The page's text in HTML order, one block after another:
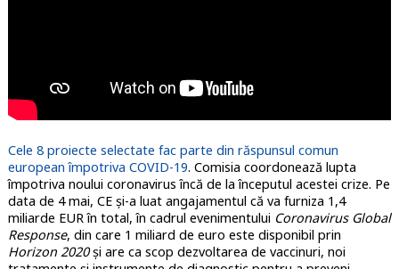
Cele 8 proiecte selectate fac parte din răspunsul comun
european împotriva COVID-19. Comisia coordonează lupta
împotriva noului coronavirus încă de la începutul acestei crize. Pe
data de 4 mai, CE și-a luat angajamentul că va furniza 1,4
miliarde EUR în total, în cadrul evenimentului Coronavirus Global
Response, din care 1 miliard de euro este disponibil prin
Horizon 2020și are ca scop dezvoltarea de vaccinuri, noi